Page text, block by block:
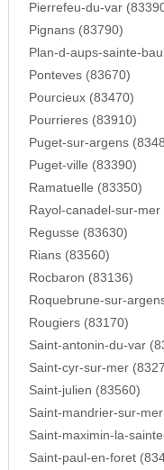
Pierrefeu-du-var
Pignans (83790)
Plan-d-aups-sainte-
Ponteves (83670)
Pourcieux (83470)
Pourrieres (83910)
Puget-sur-argens
Puget-ville (83390)
Ramatuelle (83350)
Rayol-canadel-sur-mer
Regusse (83630)
Rians (83560)
Rocbaron (83136)
Roquebrune-sur-
Rougiers (83170)
Saint-antonin-du-var
Saint-cyr-sur-mer
Saint-julien (83560)
Saint-mandrier-sur-
Saint-maximin-la-
Saint-paul-en-foret